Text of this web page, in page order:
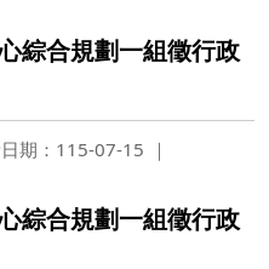
綜合規劃一組徵行政
期：115-07-15
綜合規劃一組徵行政